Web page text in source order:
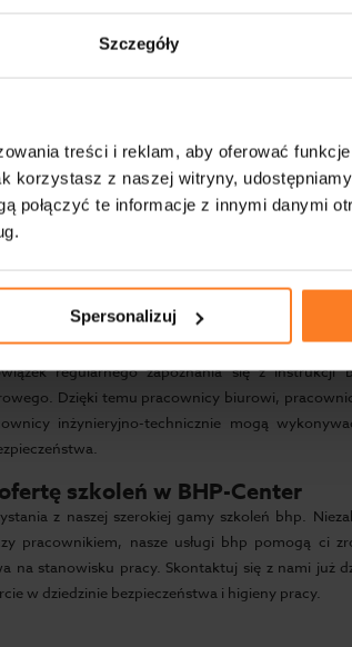
Szczegóły
treści i reklam, aby oferować
korzystasz z naszej witryny,
połączyć te informacje z innymi danymi
Spersonalizuj
bhp e learning w dziedzinie bezpieczeństwa
Nasze programy szkoleń
pożarów.
i higiena pracy we Wrocławiu
z głównych miast województwa
pracy. Szkolenia bhp Wrocław są nie
warunki pracy. Dzięki nadzór bhp oraz
w różnych sektorach mogą cieszyć się
do zapewnienia odpowiednich warunków
jak i szkolenia okresowe. Obowiązujące
regularnego zapoznania się z instrukcji
Dzięki temu pracownicy biurowi,
inżynieryjno-technicznie mogą
szkoleń w BHP-Center
z naszej szerokiej gamy szkoleń bhp.
pracownikiem, nasze usługi bhp pomogą ci
na stanowisku pracy. Skontaktuj się z nami już
w dziedzinie bezpieczeństwa i higieny pracy.